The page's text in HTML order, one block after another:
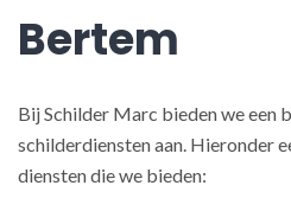
Bertem
Bij Schilder Marc bieden we een
schilderdiensten aan. Hieronder
diensten die we bieden: